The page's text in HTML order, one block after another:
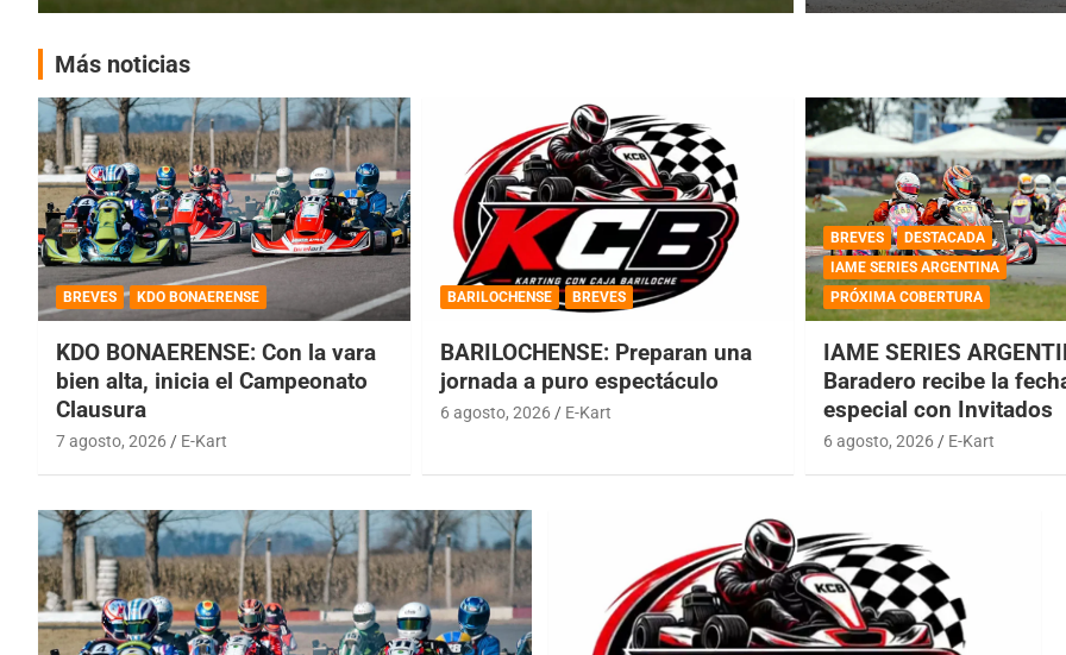
Más noticias
BREVES KDO BONAERENSE
KDO BONAERENSE: Con la vara
bien alta, inicia el Campeonato
Clausura
7 agosto, 2026 E-Kart
BARILOCHENSE BREVES
BARILOCHENSE: Preparan una
jornada a puro espectáculo
6 agosto, 2026 E-Kart
BREVES
DESTACADA
IAME SERIES ARGENTINA
PRÓXIMA COBERTURA
IAME SERIES
Baradero recibe la
especial con Invitados
6 agosto, 2026 E-Kart